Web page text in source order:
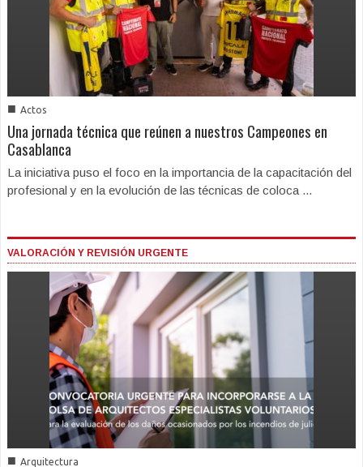
■ Actos
Una jornada técnica que reúnen a nuestros Campeones en
Casablanca
La iniciativa puso el foco en la importancia de la capacitación del
profesional y en la evolución de las técnicas de coloca ...
VALORACIÓN Y REVISIÓN URGENTE
■ Arquitectura